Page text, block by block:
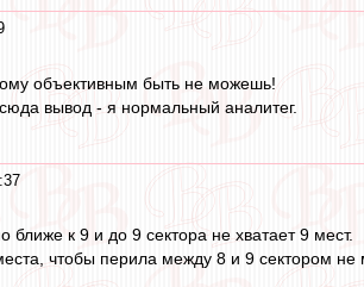
объективным быть не можешь!
вывод - я нормальный аналитег.
ближе к 9 и до 9 сектора не хватает 9 мест.
чтобы перила между 8 и 9 сектором не